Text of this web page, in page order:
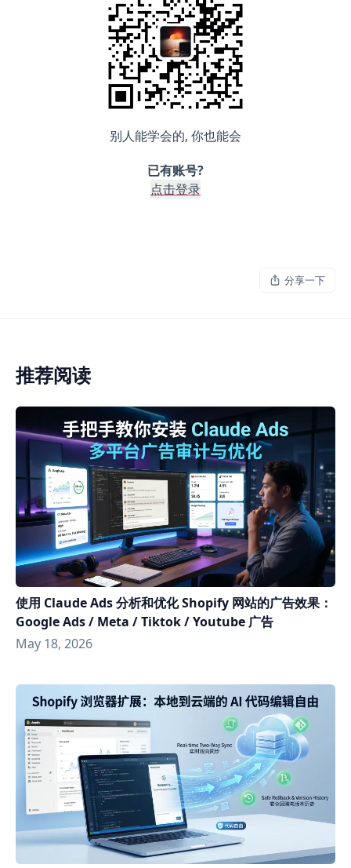
别人能学会的, 你也能会
已有账号?
点击登录
分享一下
推荐阅读
使用 Claude Ads 分析和优化 Shopify 网站的广告效果：
Google Ads / Meta / Tiktok / Youtube 广告
May 18, 2026